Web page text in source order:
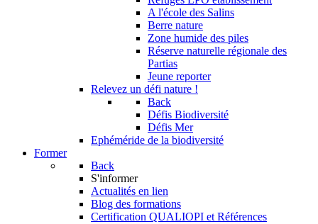
A l'école des Salins
Berre nature
Zone humide des piles
Réserve naturelle régionale des
Partias
Jeune reporter
Relevez un défi nature !
Back
Défis Biodiversité
Défis Mer
Ephéméride de la biodiversité
Former
Back
S'informer
Actualités en lien
Blog des formations
Certification QUALIOPI et Références